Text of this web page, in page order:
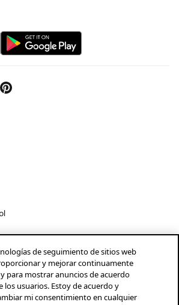
de seguimiento de sitios web
y mejorar continuamente
para mostrar anuncios de acuerdo
los usuarios. Estoy de acuerdo y
mi consentimiento en cualquier